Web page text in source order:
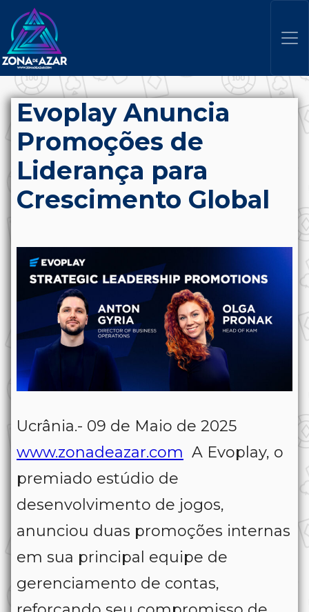
Evoplay Anuncia
Promoções de
Liderança para
Crescimento Global
Ucrânia.- 09 de Maio de 2025
www.zonadeazar.com A Evoplay, o
premiado estúdio de
desenvolvimento de jogos,
anunciou duas promoções internas
em sua principal equipe de
gerenciamento de contas,